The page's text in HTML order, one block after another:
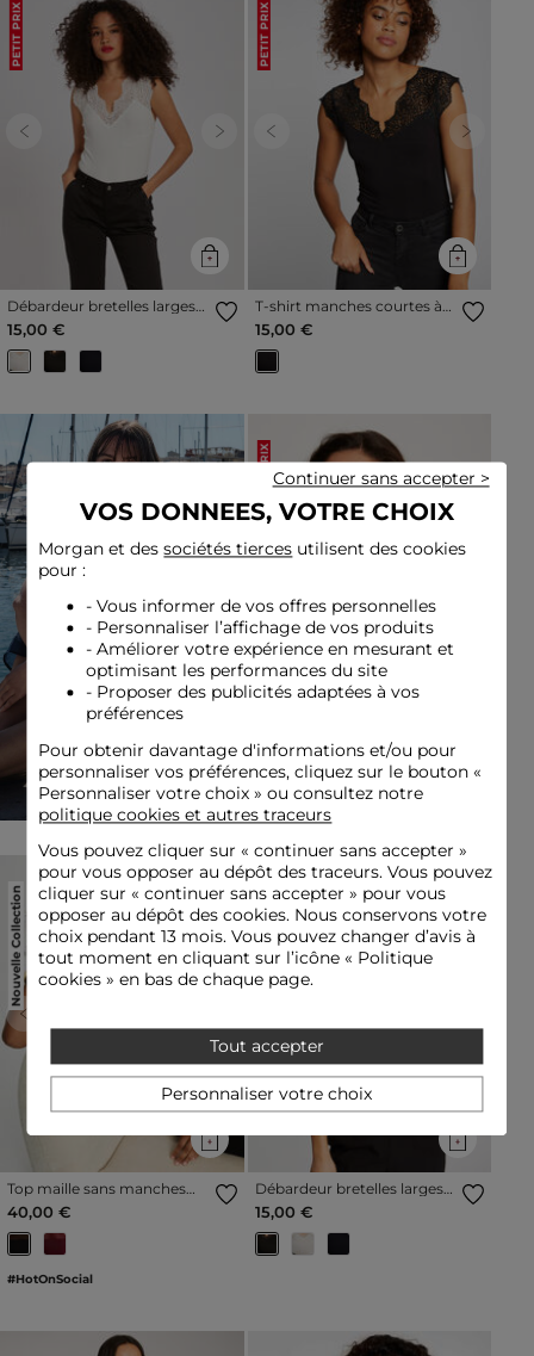
PETIT PRIX
Previous Next
Débardeur bretelles larges
en dentelle ivoire femme
15,00 €
PETIT PRIX
Previous Next
T-shirt manches courtes à
dentelle noir femme
15,00 €
PETIT PRIX
Blouse bretelles fines avec
liserés noir femme
19,00 €
Nouvelle Collection
Previous
Top maille sans manches
noir femme
40,00 €
#HotOnSocial
PETIT PRIX
Débardeur bretelles larges
en dentelle noir femme
15,00 €
VOS DONNEES, VOTRE CHOIX
Morgan et dessociétés tierces utilisent des cookies
pour :
- Vous informer de vos offres personnelles
- Personnaliser l’affichage de vos produits
- Améliorer votre expérience en mesurant et
optimisant les performances du site
- Proposer des publicités adaptées à vos
préférences
Pour obtenir davantage d'informations et/ou pour
personnaliser vos préférences, cliquez sur le bouton «
Personnaliser votre choix » ou consultez notre
politique cookies et autres traceurs
Vous pouvez cliquer sur « continuer sans accepter»
pour vous opposer au dépôt des traceurs. Vous pouvez
cliquer sur « continuer sans accepter » pour vous
opposer au dépôt des cookies. Nous conservons votre
choix pendant 13 mois. Vous pouvez changer d’avis à
tout moment en cliquant sur l’icône « Politique
cookies » en bas de chaque page.
Tout accepter
Continuer sans accepter >
Personnaliser votre choix